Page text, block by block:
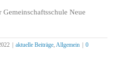
Gemeinschaftsschule Neue
aktuelle Beiträge, Allgemein
0